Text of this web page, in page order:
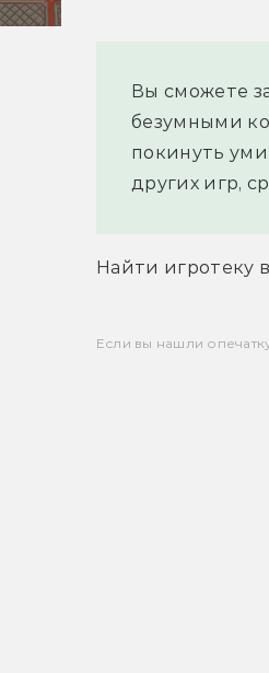
Вы сможете
безумными
покинуть
других игр,
Найти игротеку
Если вы нашли